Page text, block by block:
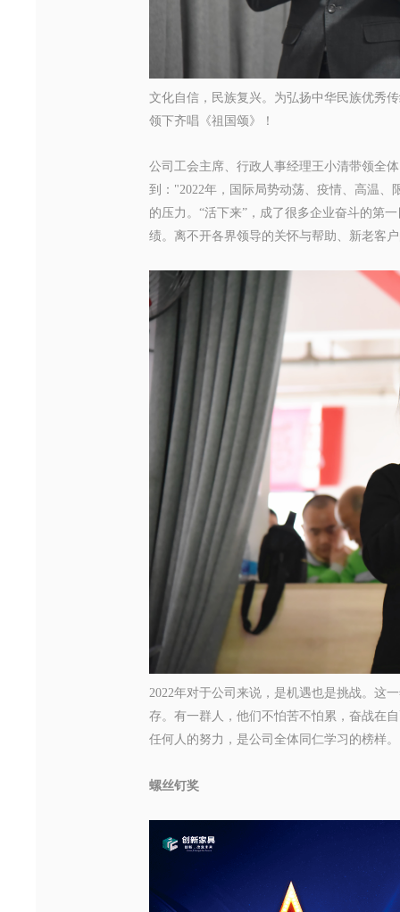
文化自信，民族复兴。为弘扬中华民族优秀
领下齐唱《祖国颂》！
公司工会主席、行政人事经理王小清带领全
到："2022年，国际局势动荡、疫情、高温
的压力。“活下来”，成了很多企业奋斗的第
绩。 离不开各界领导的关怀与帮助、新老客
2022年对于公司来说，是机遇也是挑战。这
存。有一群人，他们不怕苦不怕累，奋战在
任何人的努力 ，是公司全体同仁学习的榜样。
螺丝钉奖